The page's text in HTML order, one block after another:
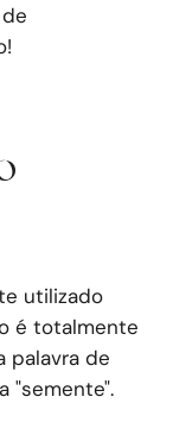
utilizado
é totalmente
palavra de
"semente".